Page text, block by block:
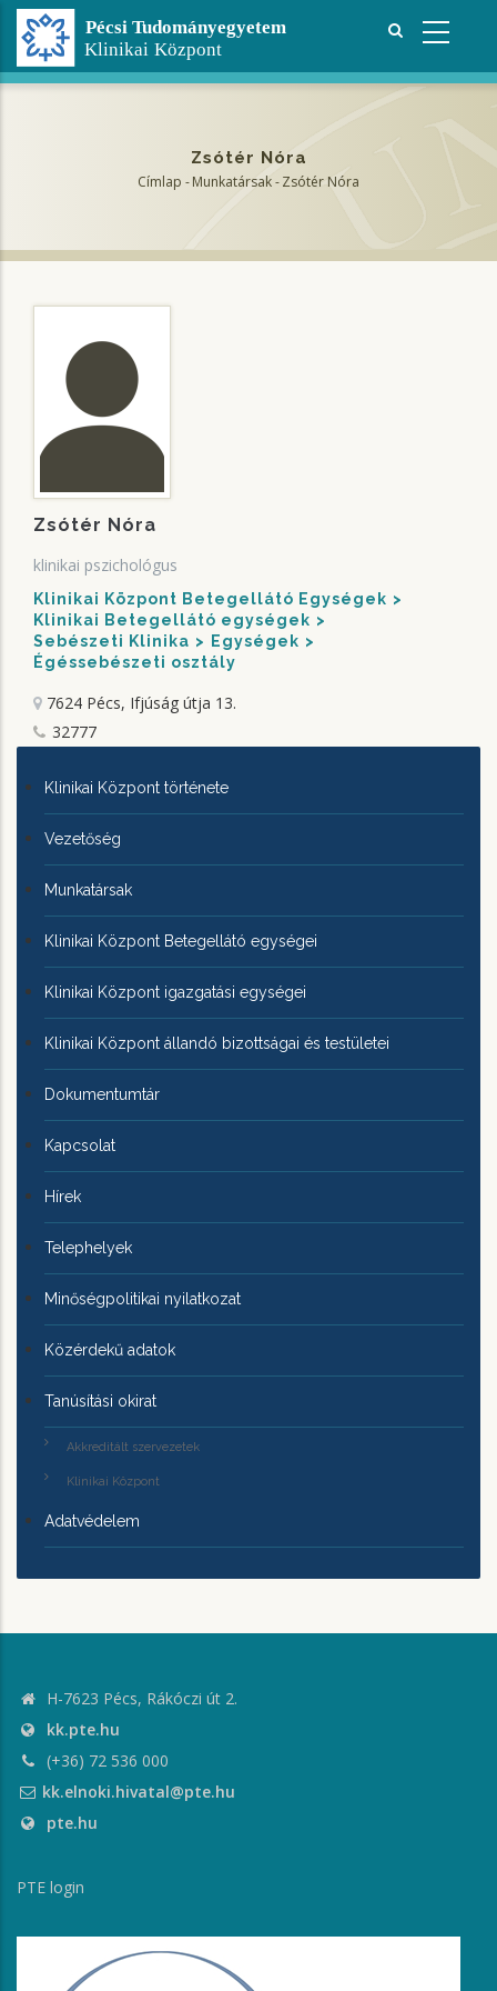
Ugrás
tartalomra
Zsótér Nóra
Címlap -Munkatársak-Zsótér Nóra
Zsótér Nóra
klinikai pszichológus
Klinikai Központ Betegellátó Egységek
Klinikai Betegellátó egységek
Sebészeti Klinika
Egységek
Égéssebészeti osztály
7624 Pécs, Ifjúság útja 13.
32777
KLINIKAI
KÖZPONTRÓL
Klinikai Központ története
Vezetőség
Munkatársak
Klinikai Központ Betegellátó egységei
Klinikai Központ igazgatási egységei
Klinikai Központ állandó bizottságai és testületei
Dokumentumtár
Kapcsolat
Hírek
Telephelyek
Minőségpolitikai nyilatkozat
Közérdekű adatok
Tanúsítási okirat
Akkreditált szervezetek
Klinikai Központ
Adatvédelem
H-7623 Pécs, Rákóczi út 2.
kk.pte.hu
(+36) 72 536 000
kk.elnoki.hivatal@pte.hu
pte.hu
PTE login